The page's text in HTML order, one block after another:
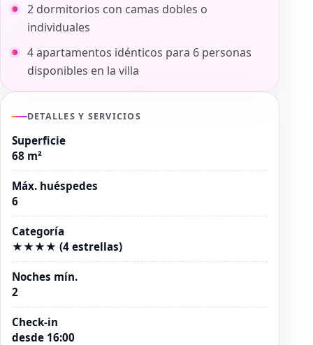
2 dormitorios con camas dobles o
individuales
4 apartamentos idénticos para 6 personas
disponibles en la villa
DETALLES Y SERVICIOS
Superficie
68 m²
Máx. huéspedes
6
Categoría
★★★★ (4 estrellas)
Noches mín.
2
Check-in
desde 16:00